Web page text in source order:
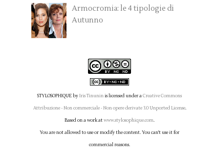
Armocromia: le 4 tipologie di
Autunno
STYLOSOPHIQUEbyIris Tinuninis licensed under aCreative Commons
Attribuzione - Non commerciale - Non opere derivate 3.0 Unported License.
Based on a work atwww.stylosophique.com.
You are not allowed to use or modify the content. You can't use it for
commercial reasons.